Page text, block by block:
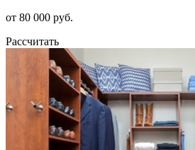
от 80 000 руб.
Рассчитать